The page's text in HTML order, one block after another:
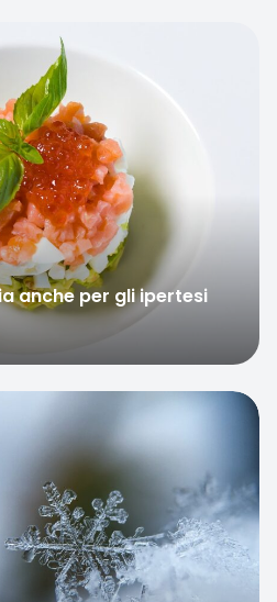
anche per gli ipertesi